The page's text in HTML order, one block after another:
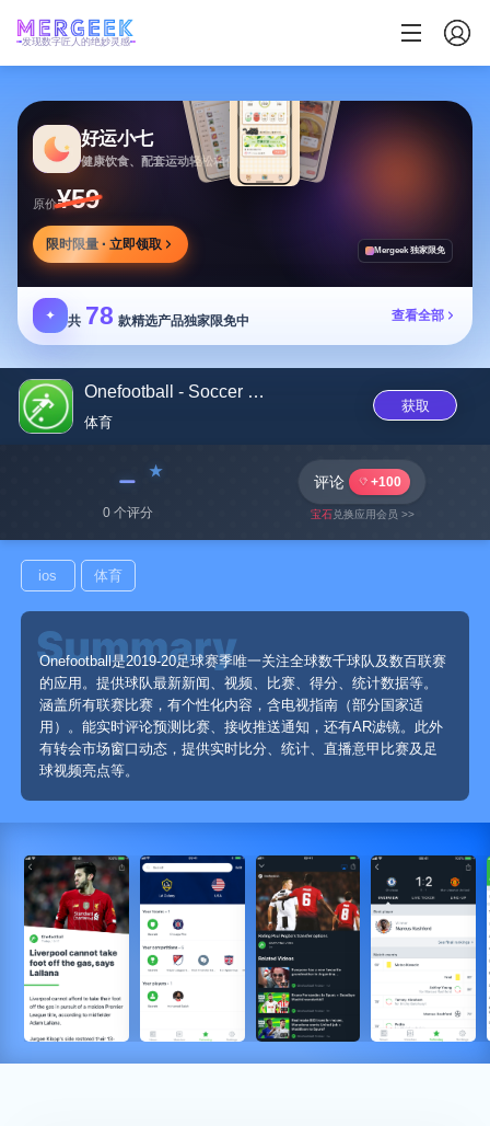
发现数字匠人的绝妙灵感
好运小七
健康饮食、配套运动轻松相伴
原价¥59
限时限量 · 立即领取 Mergeek 独家限免
✦ 共 78 款精选产品独家限免中 查看全部
Onefootball - Soccer News
体育
获取
﹣
0 个评分
评论 +100
宝石兑换应用会员 >>
ios 体育
Onefootball是2019-20足球赛季唯一关注全球数千球队及数百联赛
的应用。提供球队最新新闻、视频、比赛、得分、统计数据等。
涵盖所有联赛比赛，有个性化内容，含电视指南（部分国家适
用）。能实时评论预测比赛、接收推送通知，还有AR滤镜。此外
有转会市场窗口动态，提供实时比分、统计、直播意甲比赛及足
球视频亮点等。